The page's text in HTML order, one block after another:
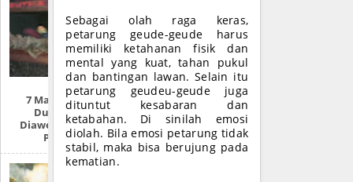
7 Mayat Tokoh
Dunia Yang
Diawetkan (FULL
PHOTO)
Sebagai olah raga keras,
petarung geude-geude harus
memiliki ketahanan fisik dan
mental yang kuat, tahan pukul
dan bantingan lawan. Selain itu
petarung geudeu-geude juga
dituntut kesabaran dan
ketabahan. Di sinilah emosi
diolah. Bila emosi petarung tidak
stabil, maka bisa berujung pada
kematian.